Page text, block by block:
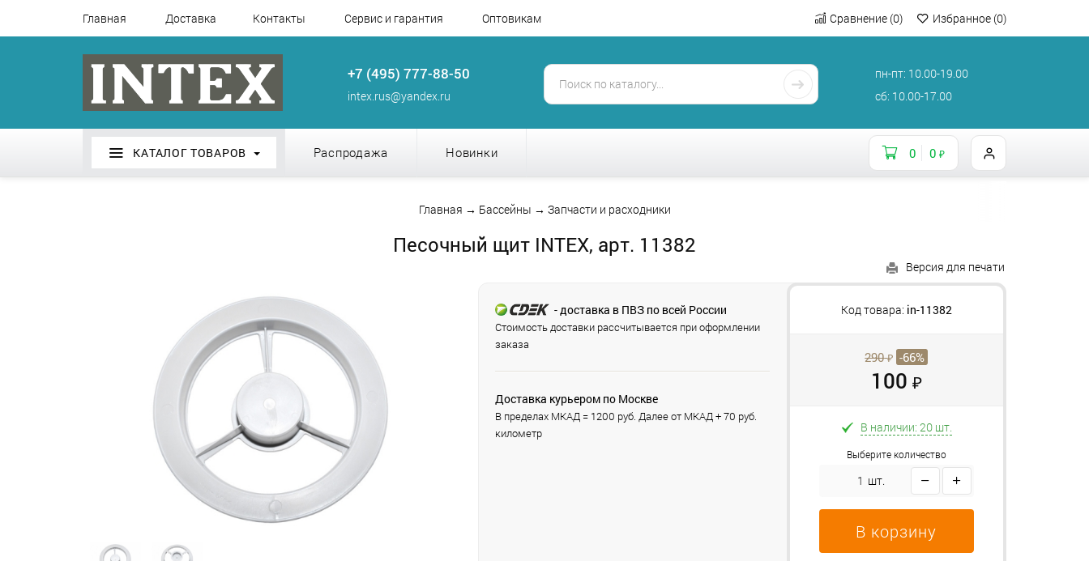
Главная Доставка Контакты Сервис и гарантия Оптовикам Сравнение (0) Избранное (0)
+7 (495) 777-88-50
intex.rus@yandex.ru
пн-пт: 10.00-19.00
сб: 10.00-17.00
КАТАЛОГ ТОВАРОВ Распродажа Новинки 0 0 ₽
Главная → Бассейны → Запчасти и расходники
Песочный щит INTEX, арт. 11382
Версия для печати
Код товара: in-11382
290 ₽ -66%
100 ₽
В наличии: 20 шт.
Выберите количество
шт.
В корзину
- доставка в ПВЗ по всей России
Стоимость доставки рассчитывается при оформлении
заказа
Доставка курьером по Москве
В пределах МКАД = 1200 руб. Далее от МКАД + 70 руб.
километр